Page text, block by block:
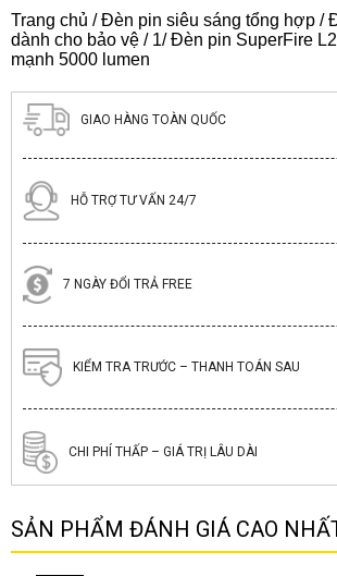
Trang chủ /Đèn pin siêu sáng tổng hợp /
dành cho bảo vệ / 1/ Đèn pin SuperFire
mạnh 5000 lumen
GIAO HÀNG TOÀN QUỐC
HỖ TRỢ TƯ VẤN 24/7
7 NGÀY ĐỔI TRẢ FREE
KIỂM TRA TRƯỚC – THANH TOÁN SAU
CHI PHÍ THẤP – GIÁ TRỊ LÂU DÀI
SẢN PHẨM ĐÁNH GIÁ CAO